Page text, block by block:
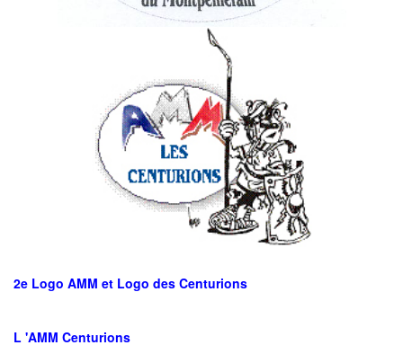
2e Logo AMM et Logo des Centurions
L 'AMM Centurions